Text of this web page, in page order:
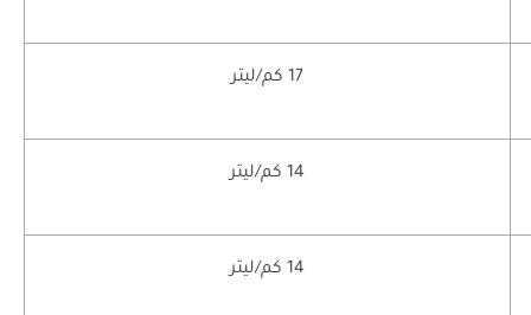
17 كم/ليتر
14 كم/ليتر
14 كم/ليتر